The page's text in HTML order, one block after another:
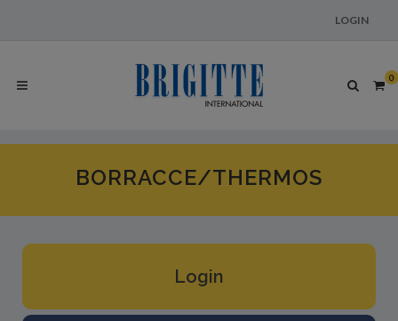
LOGIN
0
BORRACCE/THERMOS
Login